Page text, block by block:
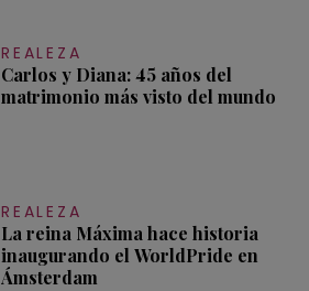
REALEZA
Carlos y Diana: 45 años del
matrimonio más visto del mundo
REALEZA
La reina Máxima hace historia
inaugurando el WorldPride en
Ámsterdam